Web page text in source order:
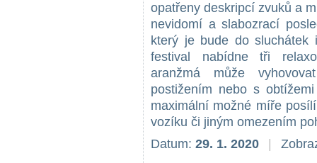
opatřeny deskripcí zvuků a
nevidomí a slabozrací
který je bude do
festival nabídne tři
aranžmá může
postižením nebo s
maximální možné míře
vozíku či jiným omezením
Datum: 29. 1. 2020